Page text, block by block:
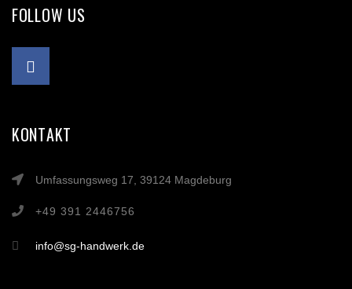
FOLLOW US
KONTAKT
Umfassungsweg 17, 39124 Magdeburg
+49 391 2446756
info@sg-handwerk.de